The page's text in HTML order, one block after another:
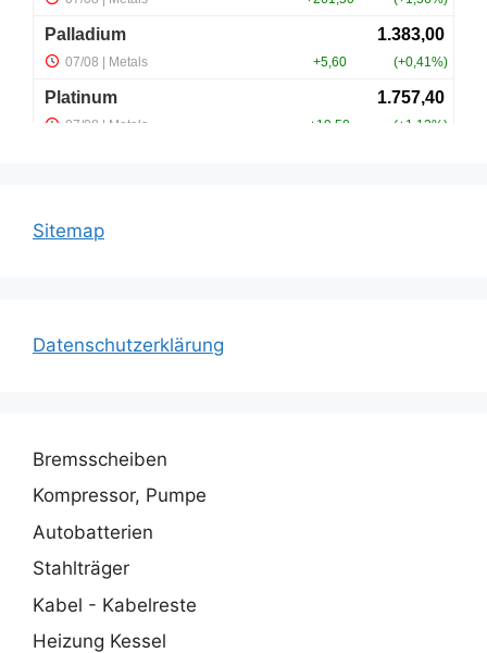
Sitemap
Datenschutzerklärung
Bremsscheiben
Kompressor, Pumpe
Autobatterien
Stahlträger
Kabel - Kabelreste
Heizung Kessel